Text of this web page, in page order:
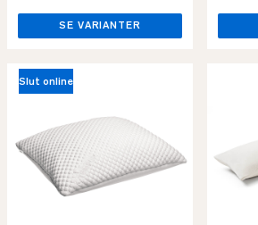
SE VARIANTER
Slut online